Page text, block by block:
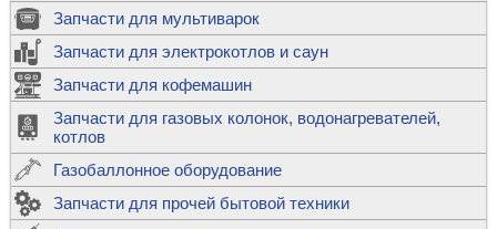
Запчасти для мультиварок
Запчасти для электрокотлов и саун
Запчасти для кофемашин
Запчасти для газовых колонок, водонагревателей,
котлов
Газобаллонное оборудование
Запчасти для прочей бытовой техники